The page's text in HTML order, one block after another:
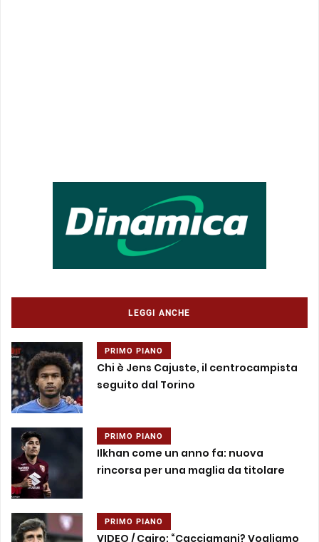
LEGGI ANCHE
PRIMO PIANO
Chi è Jens Cajuste, il centrocampista
seguito dal Torino
PRIMO PIANO
Ilkhan come un anno fa: nuova
rincorsa per una maglia da titolare
PRIMO PIANO
VIDEO / Cairo: “Cacciamani? Vogliamo